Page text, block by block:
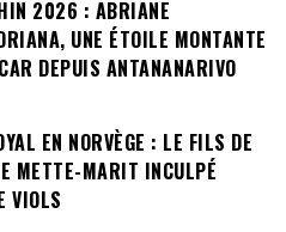
2026 : ABRIANE
UNE ÉTOILE MONTANTE
DEPUIS ANTANANARIVO
EN NORVÈGE : LE FILS DE
METTE-MARIT INCULPÉ
VIOLS